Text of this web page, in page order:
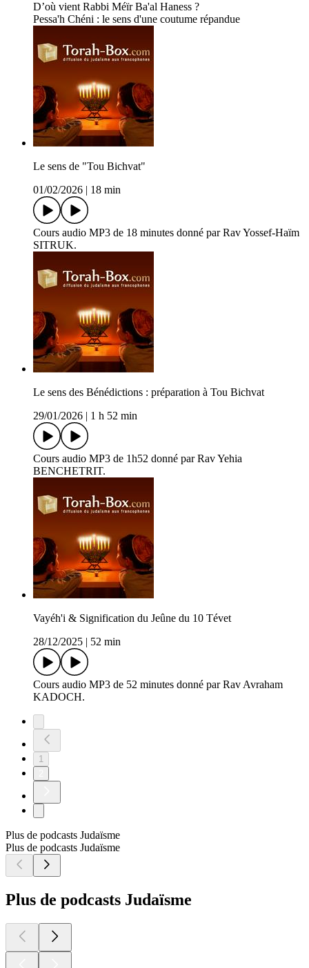
D’où vient Rabbi Méïr Ba'al Haness ?
Pessa'h Chéni : le sens d'une coutume répandue
Le sens de "Tou Bichvat"
01/02/2026
18 min
Cours audio MP3 de 18 minutes donné par Rav Yossef-Haïm
SITRUK.
Le sens des Bénédictions : préparation à Tou Bichvat
29/01/2026
1 h 52 min
Cours audio MP3 de 1h52 donné par Rav Yehia
BENCHETRIT.
Vayéh'i & Signification du Jeûne du 10 Tévet
28/12/2025
52 min
Cours audio MP3 de 52 minutes donné par Rav Avraham
KADOCH.
1
Plus de podcasts Judaïsme
Plus de podcasts Judaïsme
Plus de podcasts Judaïsme